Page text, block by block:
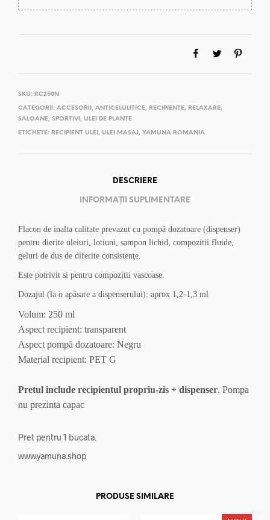
SKU: RC250N
CATEGORII: ACCESORII , ANTICELULITICE, RECIPIENTE, RELAXARE,
SALOANE, SPORTIVI , ULEI DE PLANTE
ETICHETE: RECIPIENT ULEI , ULEI MASAJ, YAMUNA ROMANIA
DESCRIERE
INFORMAȚII SUPLIMENTARE
Flacon de inalta calitate prevazut cu pompă dozatoare (dispenser)
pentru dierite uleiuri, lotiuni, sampon lichid, compozitii fluide,
geluri de dus de diferite consistenţe.
Este potrivit si pentru compozitii vascoase.
Dozajul (la o apăsare a dispenserului): aprox 1,2-1,3 ml
Volum: 250 ml
Aspect recipient: transparent
Aspect pompă dozatoare: Negru
Material recipient: PET G
Pretul include recipientul propriu-zis + dispenser. Pompa
nu prezinta capac
Pret pentru 1 bucata.
www.yamuna.shop
PRODUSE SIMILARE